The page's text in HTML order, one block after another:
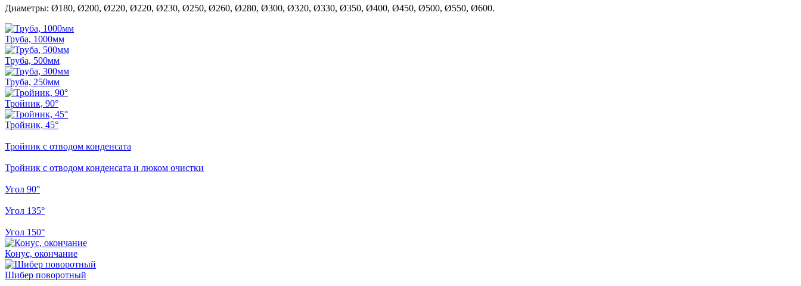
Диаметры: Ø180, Ø200, Ø220, Ø220, Ø230, Ø250, Ø260, Ø280, Ø300, Ø320, Ø330, Ø350, Ø400, Ø450, Ø500, Ø550, Ø600.
Труба, 1000мм
Труба, 500мм
Труба, 250мм
Тройник, 90°
Тройник, 45°
Тройник с отводом конденсата
Тройник с отводом конденсата и люком очистки
Угол 90°
Угол 135°
Угол 150°
Конус, окончание
Шибер поворотный